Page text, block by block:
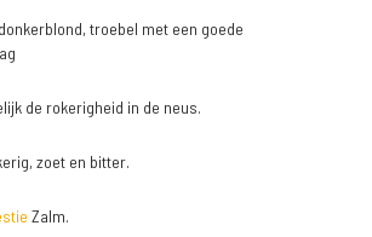
troebel met een goede
de rokerigheid in de neus.
zoet en bitter.
Zalm.